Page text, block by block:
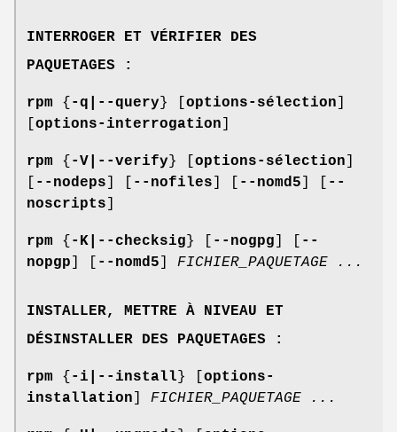
INTERROGER ET VÉRIFIER DES
PAQUETAGES :
rpm { -q|--query } [ options-sélection
options-interrogation
rpm { -V|--verify } [ options-sélection
--nodeps --nofiles --nomd5
--
noscripts
rpm { -K|--checksig } [ --nogpg
--
nopgp
--nomd5 FICHIER_PAQUETAGE ...
INSTALLER, METTRE À NIVEAU ET
DÉSINSTALLER DES PAQUETAGES :
rpm { -i|--install } [ options-
installation
FICHIER_PAQUETAGE ...